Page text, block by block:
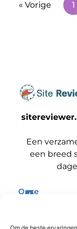
« Vorige 1
Een
een breed
Onze
Bericht